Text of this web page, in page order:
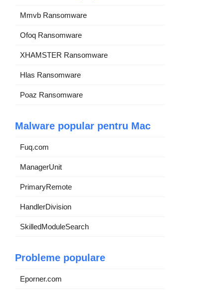
Mmvb Ransomware
Ofoq Ransomware
XHAMSTER Ransomware
Hlas Ransomware
Poaz Ransomware
Malware popular pentru Mac
Fuq.com
ManagerUnit
PrimaryRemote
HandlerDivision
SkilledModuleSearch
Probleme populare
Eporner.com